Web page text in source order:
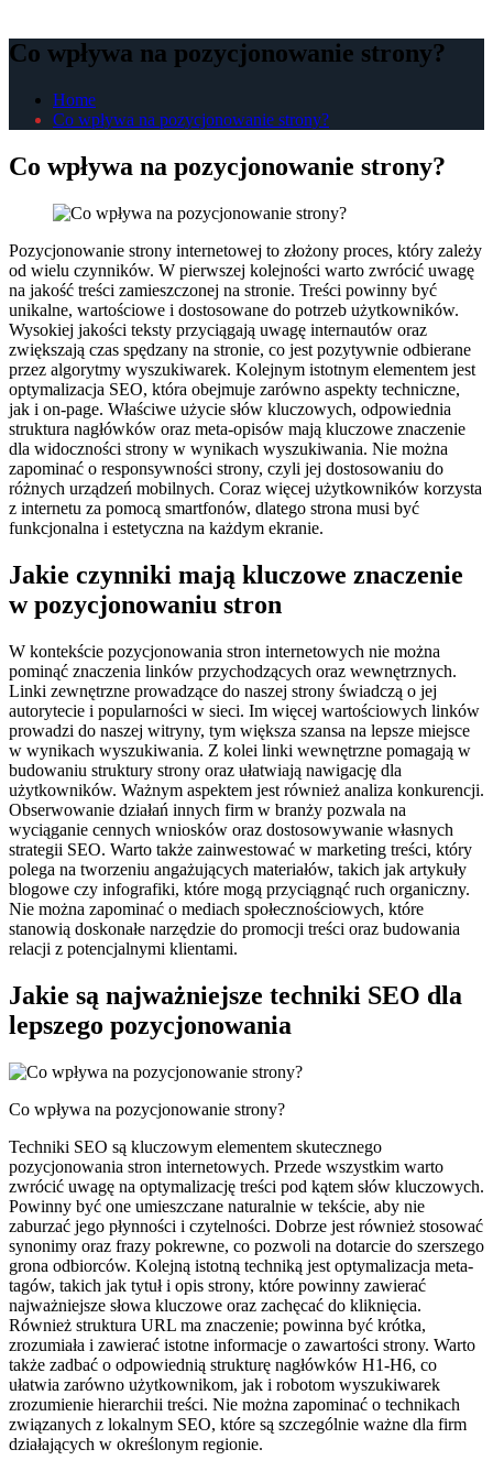
Co wpływa na pozycjonowanie strony?
Home
Co wpływa na pozycjonowanie strony?
Co wpływa na pozycjonowanie strony?
Pozycjonowanie strony internetowej to złożony proces, który zależy
od wielu czynników. W pierwszej kolejności warto zwrócić uwagę
na jakość treści zamieszczonej na stronie. Treści powinny być
unikalne, wartościowe i dostosowane do potrzeb użytkowników.
Wysokiej jakości teksty przyciągają uwagę internautów oraz
zwiększają czas spędzany na stronie, co jest pozytywnie odbierane
przez algorytmy wyszukiwarek. Kolejnym istotnym elementem jest
optymalizacja SEO, która obejmuje zarówno aspekty techniczne,
jak i on-page. Właściwe użycie słów kluczowych, odpowiednia
struktura nagłówków oraz meta-opisów mają kluczowe znaczenie
dla widoczności strony w wynikach wyszukiwania. Nie można
zapominać o responsywności strony, czyli jej dostosowaniu do
różnych urządzeń mobilnych. Coraz więcej użytkowników korzysta
z internetu za pomocą smartfonów, dlatego strona musi być
funkcjonalna i estetyczna na każdym ekranie.
Jakie czynniki mają kluczowe znaczenie
w pozycjonowaniu stron
W kontekście pozycjonowania stron internetowych nie można
pominąć znaczenia linków przychodzących oraz wewnętrznych.
Linki zewnętrzne prowadzące do naszej strony świadczą o jej
autorytecie i popularności w sieci. Im więcej wartościowych linków
prowadzi do naszej witryny, tym większa szansa na lepsze miejsce
w wynikach wyszukiwania. Z kolei linki wewnętrzne pomagają w
budowaniu struktury strony oraz ułatwiają nawigację dla
użytkowników. Ważnym aspektem jest również analiza konkurencji.
Obserwowanie działań innych firm w branży pozwala na
wyciąganie cennych wniosków oraz dostosowywanie własnych
strategii SEO. Warto także zainwestować w marketing treści, który
polega na tworzeniu angażujących materiałów, takich jak artykuły
blogowe czy infografiki, które mogą przyciągnąć ruch organiczny.
Nie można zapominać o mediach społecznościowych, które
stanowią doskonałe narzędzie do promocji treści oraz budowania
relacji z potencjalnymi klientami.
Jakie są najważniejsze techniki SEO dla
lepszego pozycjonowania
Co wpływa na pozycjonowanie strony?
Techniki SEO są kluczowym elementem skutecznego
pozycjonowania stron internetowych. Przede wszystkim warto
zwrócić uwagę na optymalizację treści pod kątem słów kluczowych.
Powinny być one umieszczane naturalnie w tekście, aby nie
zaburzać jego płynności i czytelności. Dobrze jest również stosować
synonimy oraz frazy pokrewne, co pozwoli na dotarcie do szerszego
grona odbiorców. Kolejną istotną techniką jest optymalizacja meta-
tagów, takich jak tytuł i opis strony, które powinny zawierać
najważniejsze słowa kluczowe oraz zachęcać do kliknięcia.
Również struktura URL ma znaczenie; powinna być krótka,
zrozumiała i zawierać istotne informacje o zawartości strony. Warto
także zadbać o odpowiednią strukturę nagłówków H1-H6, co
ułatwia zarówno użytkownikom, jak i robotom wyszukiwarek
zrozumienie hierarchii treści. Nie można zapominać o technikach
związanych z lokalnym SEO, które są szczególnie ważne dla firm
działających w określonym regionie.